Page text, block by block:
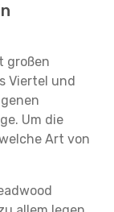
großen
Viertel und
Um die
Art von